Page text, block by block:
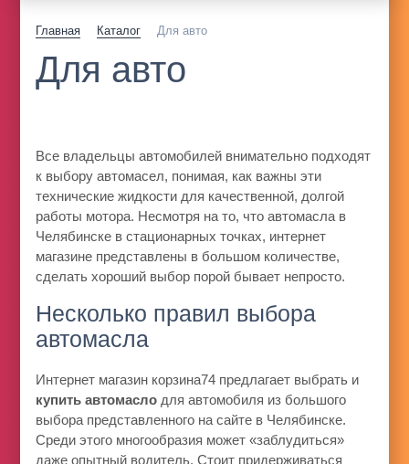
Главная Каталог Для авто
Для авто
Все владельцы автомобилей внимательно подходят
к выбору автомасел, понимая, как важны эти
технические жидкости для качественной, долгой
работы мотора. Несмотря на то, что автомасла в
Челябинске в стационарных точках, интернет
магазине представлены в большом количестве,
сделать хороший выбор порой бывает непросто.
Несколько правил выбора
автомасла
Интернет магазин корзина74 предлагает выбрать и
купить автомасло для автомобиля из большого
выбора представленного на сайте в Челябинске.
Среди этого многообразия может «заблудиться»
даже опытный водитель. Стоит придерживаться